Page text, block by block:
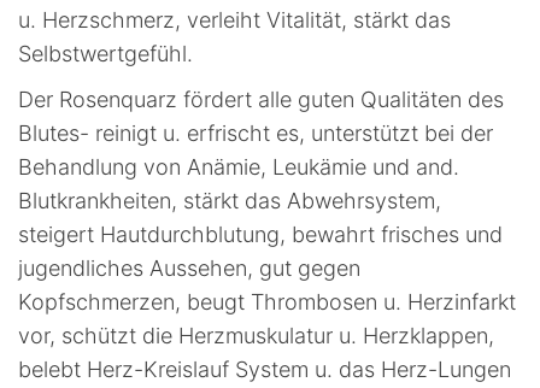
u. Herzschmerz, verleiht Vitalität, stärkt das
Selbstwertgefühl.
Der Rosenquarz fördert alle guten Qualitäten des
Blutes- reinigt u. erfrischt es, unterstützt bei der
Behandlung von Anämie, Leukämie und and.
Blutkrankheiten, stärkt das Abwehrsystem,
steigert Hautdurchblutung, bewahrt frisches und
jugendliches Aussehen, gut gegen
Kopfschmerzen, beugt Thrombosen u. Herzinfarkt
vor, schützt die Herzmuskulatur u. Herzklappen,
belebt Herz-Kreislauf System u. das Herz-Lungen